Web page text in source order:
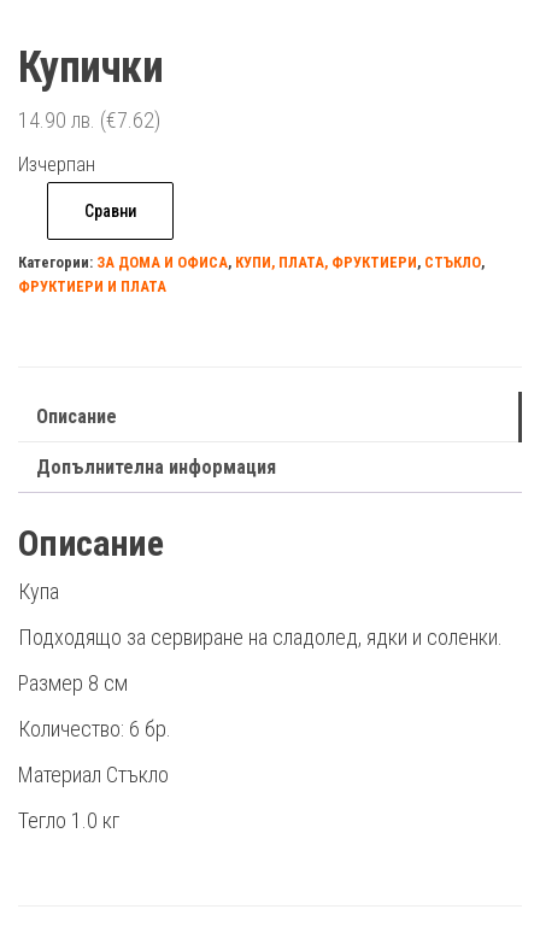
Купички
14.90 лв. (€7.62)
Изчерпан
Сравни
Категории: ЗА ДОМА И ОФИСА, КУПИ, ПЛАТА, ФРУКТИЕРИ, СТЪКЛО,
ФРУКТИЕРИ И ПЛАТА
Описание
Допълнителна информация
Описание
Купа
Подходящо за сервиране на сладолед, ядки и соленки.
Размер 8 см
Количество: 6 бр.
Материал Стъкло
Тегло 1.0 кг